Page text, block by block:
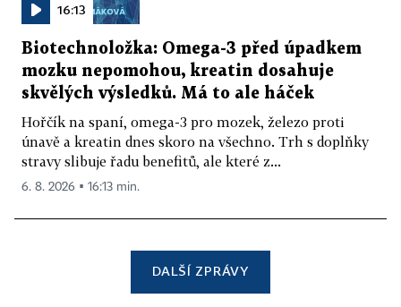
16:13
Biotechnoložka: Omega-3 před úpadkem
mozku nepomohou, kreatin dosahuje
skvělých výsledků. Má to ale háček
Hořčík na spaní, omega-3 pro mozek, železo proti
únavě a kreatin dnes skoro na všechno. Trh s doplňky
stravy slibuje řadu benefitů, ale které z...
6. 8. 2026 ▪ 16:13 min.
DALŠÍ ZPRÁVY